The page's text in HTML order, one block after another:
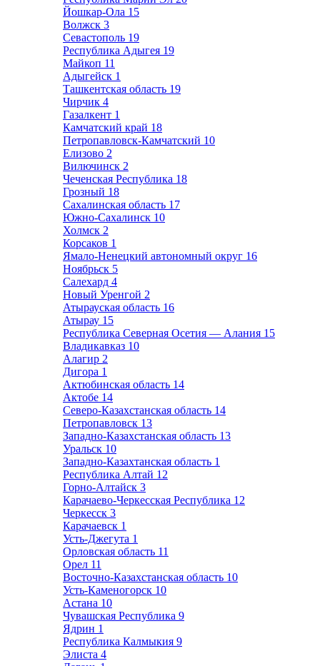
Йошкар-Ола 15
Волжск 3
Севастополь 19
Республика Адыгея 19
Майкоп 11
Адыгейск 1
Ташкентская область 19
Чирчик 4
Газалкент 1
Камчатский край 18
Петропавловск-Камчатский 10
Елизово 2
Вилючинск 2
Чеченская Республика 18
Грозный 18
Сахалинская область 17
Южно-Сахалинск 10
Холмск 2
Корсаков 1
Ямало-Ненецкий автономный округ 16
Ноябрьск 5
Салехард 4
Новый Уренгой 2
Атырауская область 16
Атырау 15
Республика Северная Осетия — Алания 15
Владикавказ 10
Алагир 2
Дигора 1
Актюбинская область 14
Актобе 14
Северо-Казахстанская область 14
Петропавловск 13
Западно-Казахстанская область 13
Уральск 10
Западно-Казахтанская область 1
Республика Алтай 12
Горно-Алтайск 3
Карачаево-Черкесская Республика 12
Черкесск 3
Карачаевск 1
Усть-Джегута 1
Орловская область 11
Орел 11
Восточно-Казахстанская область 10
Усть-Каменогорск 10
Астана 10
Чувашская Республика 9
Ядрин 1
Республика Калмыкия 9
Элиста 4